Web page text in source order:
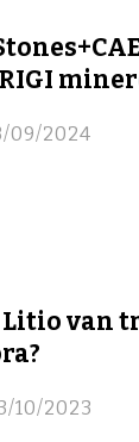
09/2024
van
10/2023